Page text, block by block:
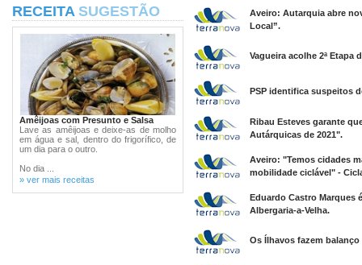
RECEITA SUGESTÃO
Amêijoas com Presunto e Salsa
Lave as amêijoas e deixe-as de molho
em água e sal, dentro do frigorífico, de
um dia para o outro.
No dia ...
» ver mais receitas
Aveiro: Autarquia abre
Local”.
Vagueira acolhe 2ª Etapa
PSP identifica suspeitos
Ribau Esteves garante
Autárquicas de 2021".
Aveiro: "Temos cidades
mobilidade ciclável" -
Eduardo Castro Marques
Albergaria-a-Velha.
Os Ílhavos fazem